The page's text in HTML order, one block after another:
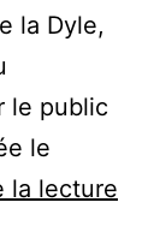
la Dyle,
le public
le
la lecture